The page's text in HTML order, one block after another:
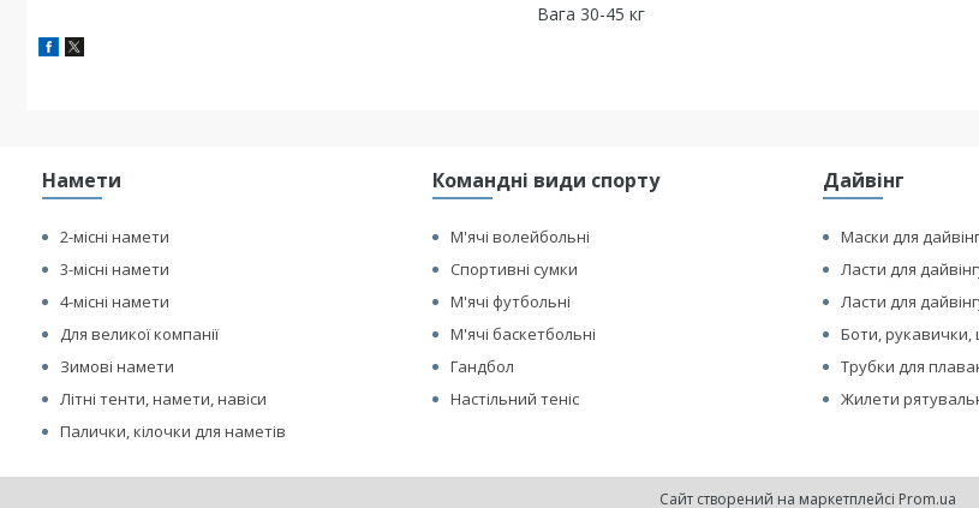
Вага 30-45 кг
Намети
2-місні намети
3-місні намети
4-місні намети
Для великої компанії
Зимові намети
Літні тенти, намети, навіси
Палички, кілочки для наметів
Командні види спорту
М'ячі волейбольні
Спортивні сумки
М'ячі футбольні
М'ячі баскетбольні
Гандбол
Настільний теніс
Дайвінг
Маски для
Ласти для
Ласти для
Боти, рукавички,
Трубки для
Жилети
Сайт створений на маркетплейсі Prom.ua